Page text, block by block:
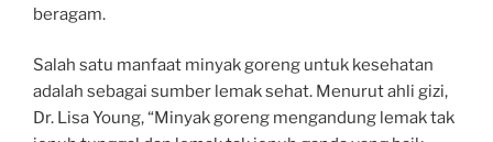
beragam.
Salah satu manfaat minyak goreng untuk kesehatan
adalah sebagai sumber lemak sehat. Menurut ahli gizi,
Dr. Lisa Young, “Minyak goreng mengandung lemak tak